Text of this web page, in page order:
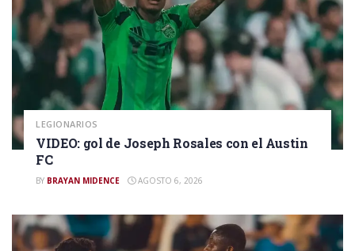
LEGIONARIOS
VIDEO: gol de Joseph Rosales con el Austin
FC
BY BRAYAN MIDENCE AGOSTO 6, 2026